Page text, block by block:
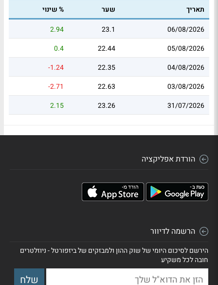
תאריך שער
% שינוי
06/08/2026
23.1
2.94
05/08/2026
22.44
0.4
04/08/2026
22.35
-1.24
03/08/2026
22.63
-2.71
31/07/2026
23.26
2.15
הורדת אפליקציה
הרשמה לדיוור
הירשם לסיכום היומי של שוק ההון ולמבזקים של ביזפורטל - ניוזלטרים
חובה לכל משקיע